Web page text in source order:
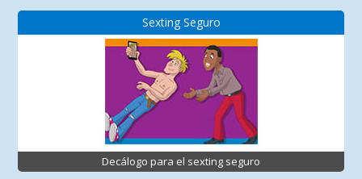
Sexting Seguro
Decálogo para el sexting seguro